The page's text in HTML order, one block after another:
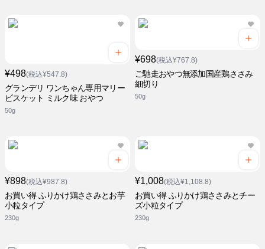
¥498(税込¥547.8)
グランデリ ワンちゃん専用マリー
ビスケット ミルク味 おやつ
50g
¥698(税込¥767.8)
ご馳走おやつ無添加国産鶏ささみ
細切り
50g
¥898(税込¥987.8)
お買い得 ふりかけ鶏ささみとお芋
小粒タイプ
230g
¥1,008(税込¥1,108.8)
お買い得 ふりかけ鶏ささみとチー
ズ小粒タイプ
230g